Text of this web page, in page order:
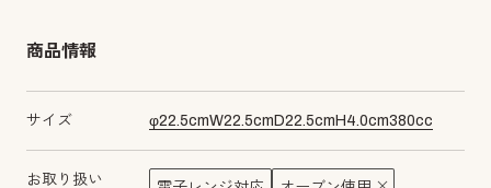
商品情報
サイズ φ22.5cmW22.5cm D22.5cm H 4.0cm380cc
お取り扱い